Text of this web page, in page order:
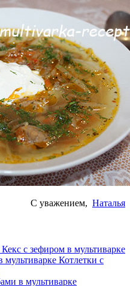
С уважением, Наталья
Кекс с зефиром в мультиварке
Котлетки с